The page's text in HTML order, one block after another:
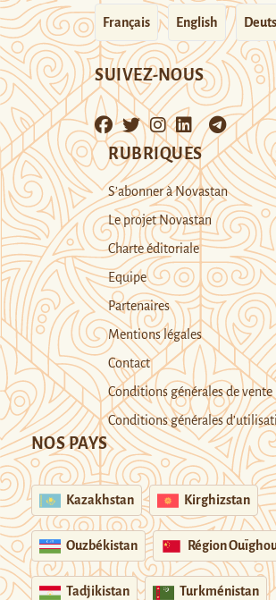
Français English
SUIVEZ-NOUS
RUBRIQUES
S’abonner à Novastan
Le projet Novastan
Charte éditoriale
Equipe
Partenaires
Mentions légales
Contact
Conditions générales de vente
Conditions générales
NOS PAYS
Kazakhstan Kirghizstan
Ouzbékistan Région
Tadjikistan Turkménistan